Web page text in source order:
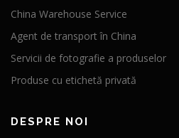
China Warehouse Service
Agent de transport în China
Servicii de fotografie a produselor
Produse cu etichetă privată
DESPRE NOI